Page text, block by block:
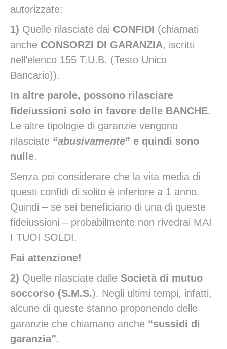
autorizzate:
1) Quelle rilasciate dai CONFIDI (chiamati
anche CONSORZI DI GARANZIA, iscritti
nell’elenco 155 T.U.B. (Testo Unico
Bancario)).
In altre parole, possono rilasciare
fideiussioni solo in favore delle BANCHE.
Le altre tipologie di garanzie vengono
rilasciate “abusivamente” e quindi sono
nulle.
Senza poi considerare che la vita media di
questi confidi di solito è inferiore a 1 anno.
Quindi – se sei beneficiario di una di queste
fideiussioni – probabilmente non rivedrai MAI
I TUOI SOLDI.
Fai attenzione!
2) Quelle rilasciate dalle Società di mutuo
soccorso (S.M.S.). Negli ultimi tempi, infatti,
alcune di queste stanno proponendo delle
garanzie che chiamano anche “sussidi di
garanzia”.